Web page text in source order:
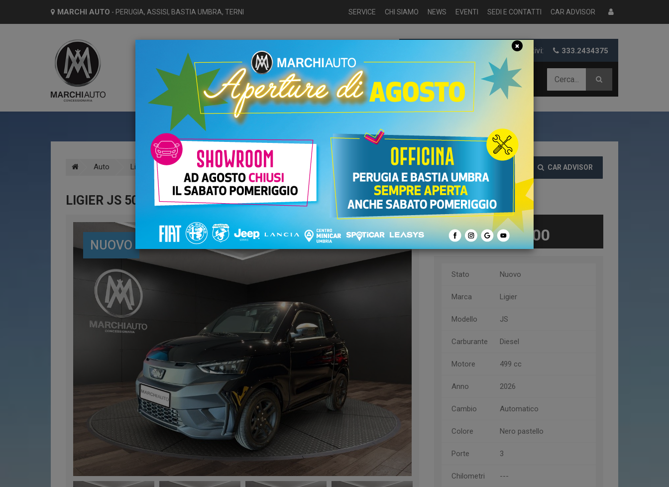
MARCHI AUTO - PERUGIA, ASSISI, BASTIA UMBRA, TERNI SERVICE CHI SIAMO NEWS EVENTI SEDI E CONTATTI CAR ADVISOR
Chiamaci per informazioni e preventivi: 333.2434375
HOME USATO NUOVO NOLEGGIO USATO AZIENDALE
Auto Ligier Js Diesel Nuove Ligier JS 50 DCI L6... CAR ADVISOR
LIGIER JS 50 DCI L6 SELECT CONFORT - PRONTA CONSEGNA -
NUOVO
€ 18.400
Stato Nuovo
Marca Ligier
Modello JS
Carburante Diesel
Motore 499 cc
Anno 2026
Cambio Automatico
Colore Nero pastello
Porte 3
Chilometri ---
×